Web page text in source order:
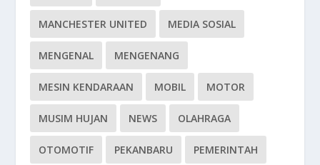
MANCHESTER UNITED MEDIA SOSIAL
MENGENAL MENGENANG
MESIN KENDARAAN MOBIL MOTOR
MUSIM HUJAN NEWS OLAHRAGA
OTOMOTIF PEKANBARU PEMERINTAH